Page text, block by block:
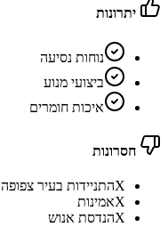
יתרונות
נוחות נסיעה
ביצועי מנוע
איכות חומרים
חסרונות
Xהתניידות בעיר צפופה
Xאמינות
Xהנדסת אנוש